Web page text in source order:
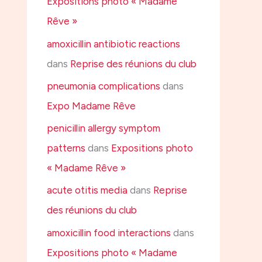
Rêve »
amoxicillin antibiotic reactions
dans Reprise des réunions du club
pneumonia complications dans
Expo Madame Rêve
penicillin allergy symptom
patterns dans Expositions photo
« Madame Rêve »
acute otitis media dans Reprise
des réunions du club
amoxicillin food interactions dans
Expositions photo « Madame